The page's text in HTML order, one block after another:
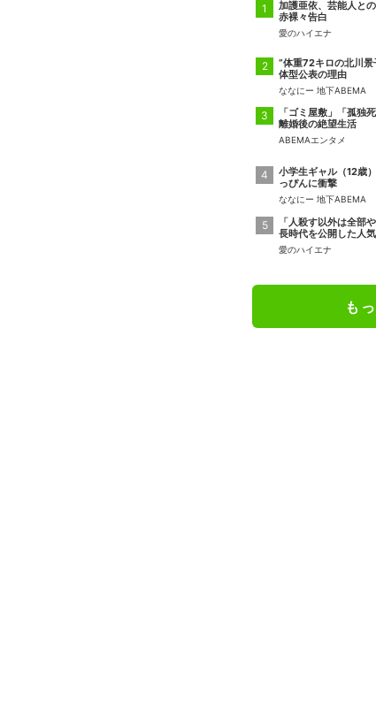
加護亜依、芸能人と
赤裸々告白
愛のハイエナ
“体重72キロの北川景
体型公表の理由
ななにー 地下ABEMA
「ゴミ屋敷」「孤独
離婚後の絶望生活
ABEMAエンタメ
小学生ギャル（12歳
っぴんに衝撃
ななにー 地下ABEMA
「人殺す以外は全部
長時代を公開した人
愛のハイエナ
も